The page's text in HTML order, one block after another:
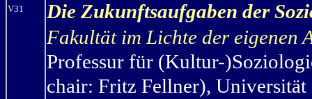
V31
Die Zukunftsaufgaben der
Fakultät im Lichte der eigenen
Professur für (Kultur-
chair: Fritz Fellner), Universität